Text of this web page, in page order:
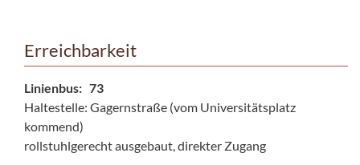
Erreichbarkeit
Linienbus: 73
Haltestelle: Gagernstraße (vom Universitätsplatz
kommend)
rollstuhlgerecht ausgebaut, direkter Zugang